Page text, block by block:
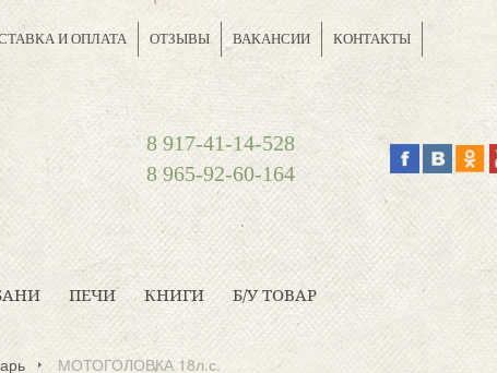
И ОПЛАТА ОТЗЫВЫ ВАКАНСИИ КОНТАКТЫ
8 917-41-14-528
8 965-92-60-164
ПЕЧИ КНИГИ Б/У ТОВАР
МОТОГОЛОВКА 18л.с.